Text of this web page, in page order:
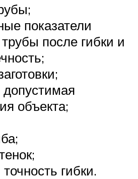
показатели
после гибки и
объекта;
гибки.